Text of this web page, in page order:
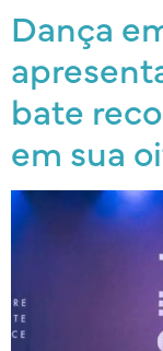
Dança
bate
em sua